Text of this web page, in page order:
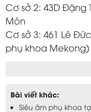
Cơ sở 2: 43D Đặng
Môn
Cơ sở 3: 461 Lê
phụ khoa Mekong)
Bài viết khác:
Siêu âm phụ khoa